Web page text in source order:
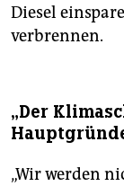
Diesel
verbrennen.
„Der
„Wir werden